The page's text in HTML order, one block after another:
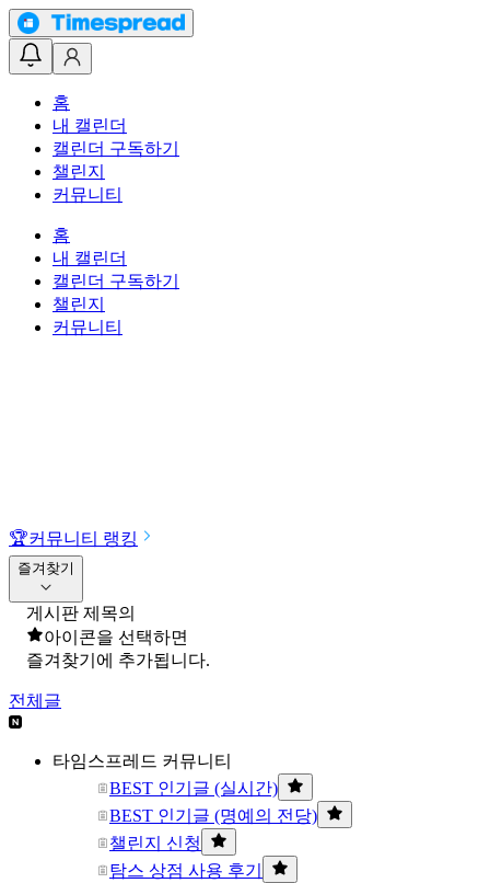
홈
내 캘린더
캘린더 구독하기
챌린지
커뮤니티
홈
내 캘린더
캘린더 구독하기
챌린지
커뮤니티
🏆커뮤니티 랭킹
즐겨찾기
게시판 제목의
아이콘을 선택하면
즐겨찾기에 추가됩니다.
전체글
타임스프레드 커뮤니티
BEST 인기글 (실시간)
BEST 인기글 (명예의 전당)
챌린지 신청
탐스 상점 사용 후기